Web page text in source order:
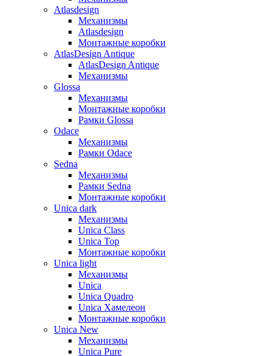
Atlasdesign
Механизмы
Atlasdesign
Монтажные коробки
AtlasDesign Antique
AtlasDesign Antique
Механизмы
Glossa
Механизмы
Монтажные коробки
Рамки Glossa
Odace
Механизмы
Рамки Odace
Sedna
Механизмы
Рамки Sedna
Монтажные коробки
Unica dark
Механизмы
Unica Class
Unica Top
Монтажные коробки
Unica light
Механизмы
Unica
Unica Quadro
Unica Хамелеон
Монтажные коробки
Unica New
Механизмы
Unica Pure